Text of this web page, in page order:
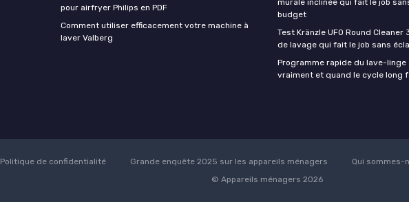
pour airfryer Philips en PDF
Comment utiliser efficacement votre machine à
laver Valberg
budget
Test Kränzle UFO Round
de lavage qui fait le job sans
Programme rapide du lave-linge
vraiment et quand le cycle long
Politique de confidentialité Grande enquête 2025 sur les appareils ménagers Qui sommes-
© Appareils ménagers 2026